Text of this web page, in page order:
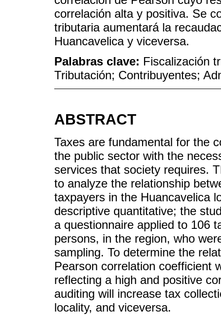
correlación alta y positiva. Se
tributaria aumentará la
Huancavelica y viceversa.
Palabras clave: Fiscalización
Tributación; Contribuyentes;
ABSTRACT
Taxes are fundamental for the
the public sector with the
services that society requires.
to analyze the relationship
taxpayers in the Huancavelica
descriptive quantitative; the
a questionnaire applied to 106
persons, in the region, who
sampling. To determine the
Pearson correlation coefficient
reflecting a high and positive
auditing will increase tax
locality, and viceversa.